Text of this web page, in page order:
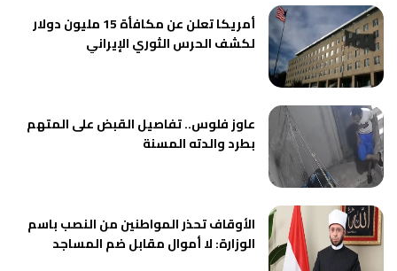
أمريكا تعلن عن مكافأة 15 مليون دولار
لكشف الحرس الثوري الإيراني
عاوز فلوس.. تفاصيل القبض على المتهم
بطرد والدته المسنة
الأوقاف تحذر المواطنين من النصب باسم
الوزارة: لا أموال مقابل ضم المساجد